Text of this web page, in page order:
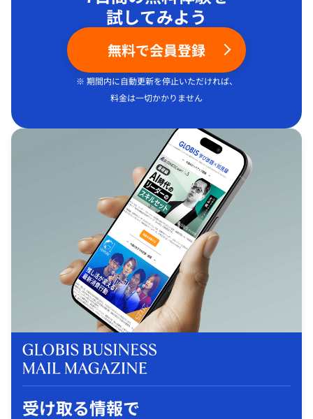
試してみよう
無料で会員登録
※ 期間内に自動更新を停止いただければ、
料金は一切かかりません
受け取る情報で